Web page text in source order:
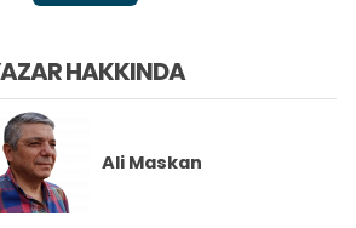
HAKKINDA
Ali Maskan